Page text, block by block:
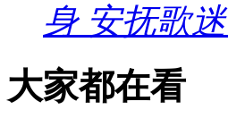
身 安抚歌
大家都在看